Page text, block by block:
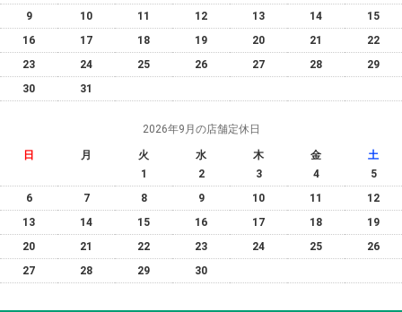
9
10 11 12 13 14
15
16
17 18 19 20 21
22
23
24 25 26 27 28
29
30
31
2026年9月の店舗定休日
日 月 火 水 木 金
土
1
2 3 4
5
6
7 8 9 10 11
12
13
14 15 16 17 18
19
20
21 22 23 24 25
26
27
28 29 30